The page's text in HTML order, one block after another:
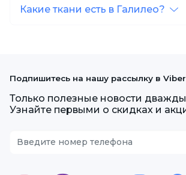
Какие ткани есть в Галилео?
Подпишитесь на нашу рассылку в Viber
Только полезные новости
Узнайте первыми о скидках и